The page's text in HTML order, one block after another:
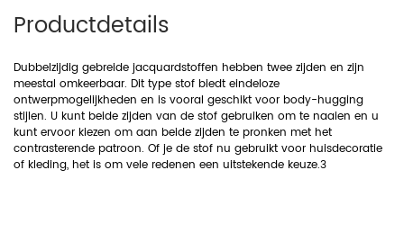
Productdetails
Dubbelzijdig gebreide jacquardstoffen hebben twee zijden en zijn
meestal omkeerbaar. Dit type stof biedt eindeloze
ontwerpmogelijkheden en is vooral geschikt voor body-hugging
stijlen. U kunt beide zijden van de stof gebruiken om te naaien en u
kunt ervoor kiezen om aan beide zijden te pronken met het
contrasterende patroon. Of je de stof nu gebruikt voor huisdecoratie
of kleding, het is om vele redenen een uitstekende keuze.3